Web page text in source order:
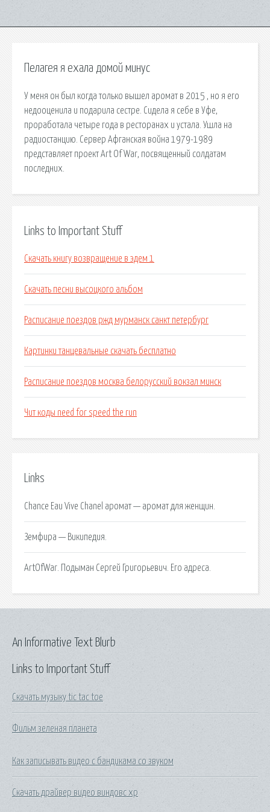
Пелагея я ехала домой минус
У меня он был когда только вышел аромат в 2015 , но я его
недооценила и подарила сестре. Сидела я себе в Уфе,
проработала четыре года в ресторанах и устала. Ушла на
радиостанцию. Сервер Афганская война 1979-1989
представляет проект Art Of War, посвященный солдатам
последних.
Links to Important Stuff
Скачать книгу возвращение в эдем 1
Скачать песни высоцкого альбом
Расписание поездов ржд мурманск санкт петербург
Картинки танцевальные скачать бесплатно
Расписание поездов москва белорусский вокзал минск
Чит коды need for speed the run
Links
Chance Eau Vive Chanel аромат — аромат для женщин.
Земфира — Википедия.
ArtOfWar. Подыман Сергей Григорьевич. Его адреса.
Links to Important Stuff
Скачать музыку tic tac toe
Фильм зеленая планета
Как записывать видео с бандикама со звуком
Скачать драйвер видео виндовс хр
An Informative Text Blurb